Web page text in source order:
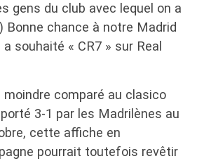
gens du club avec lequel on a
Bonne chance à notre Madrid
souhaité « CR7 » sur Real
comparé au clasico
3-1 par les Madrilènes au
cette affiche en
pourrait toutefois revêtir